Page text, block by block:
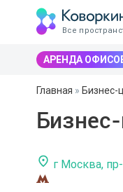
Все
АРЕНДА
Главная » Бизнес-
г Москва,